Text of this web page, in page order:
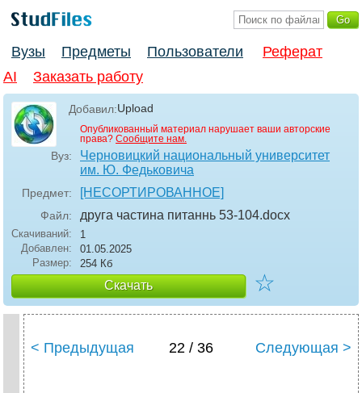
Вузы Предметы Пользователи
Реферат
AI
Заказать работу
Добавил:Upload
Опубликованный материал нарушает ваши авторские
права? Сообщите нам.
Вуз:
Черновицкий национальный университет
им. Ю. Федьковича
Предмет: [НЕСОРТИРОВАННОЕ]
Файл: друга частина питаннь 53-104.docx
Скачиваний:
1
Добавлен:
01.05.2025
Размер:
254 Кб
Скачать ☆
< Предыдущая 22 / 36 Следующая >